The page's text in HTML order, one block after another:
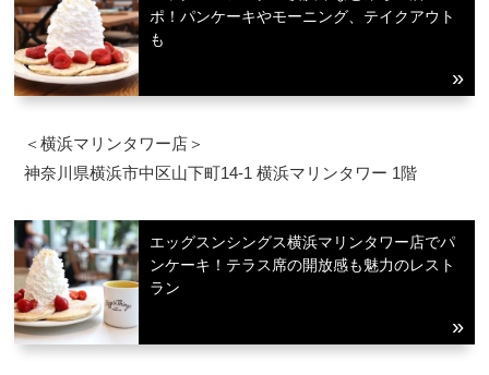
ポ！パンケーキやモーニング、テイクアウト
も
＜横浜マリンタワー店＞
神奈川県横浜市中区山下町14-1 横浜マリンタワー 1階
エッグスンシングス横浜マリンタワー店でパ
ンケーキ！テラス席の開放感も魅力のレスト
ラン